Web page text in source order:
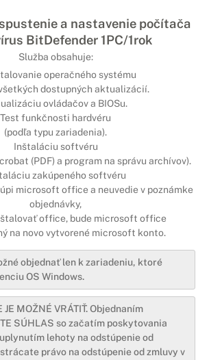
a nastavenie počítača
BitDefender 1PC/1rok
Služba obsahuje:
operačného systému
dostupných aktualizácií.
ovládačov a BIOSu.
Test funkčnosti hardvéru
(podľa typu zariadenia).
Inštaláciu softvéru
(PDF) a program na správu archívov).
zakúpeného softvéru
microsoft office a neuvedie v poznámke
objednávky,
office, bude microsoft office
na novo vytvorené microsoft konto.
objednať len k zariadeniu, ktoré
OS Windows.
JE MOŽNÉ VRÁTIŤ. Objednaním
SÚHLAS so začatím poskytovania
lehoty na odstúpenie od
právo na odstúpenie od zmluvy v